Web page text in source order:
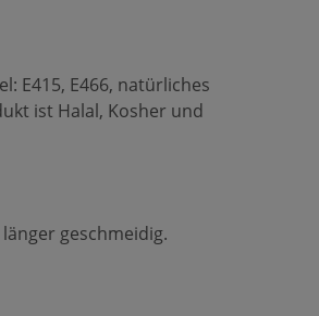
E415, E466, natürliches
ist Halal, Kosher und
geschmeidig.